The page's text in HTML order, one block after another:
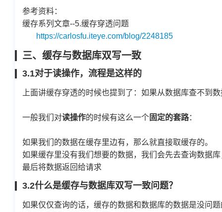
参考资料：
缓存系列文章--5.缓存穿透问题
https://carlosfu.iteye.com/blog/2248185
三、缓存与数据库双写一致
3.1对于读操作，流程是这样的
上面讲缓存穿透的时候也提到了：如果从数据库查不到
一般我们对读操作的时候有这么一个固定的套路：
如果我们的数据在缓存里边有，那么就直接取缓存的。
如果缓存里没有我们想要的数据，我们会先去查询数据
最后将数据返回给请求
3.2什么是缓存与数据库双写一致问题？
如果仅仅查询的话，缓存的数据和数据库的数据是没问